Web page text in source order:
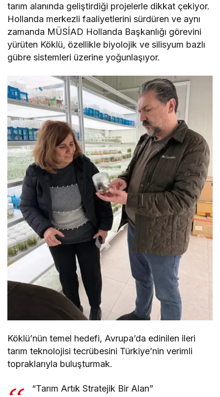
tarım alanında geliştirdiği projelerle dikkat çekiyor.
Hollanda merkezli faaliyetlerini sürdüren ve aynı
zamanda MÜSİAD Hollanda Başkanlığı görevini
yürüten Köklü, özellikle biyolojik ve silisyum bazlı
gübre sistemleri üzerine yoğunlaşıyor.
Köklü’nün temel hedefi, Avrupa’da edinilen ileri
tarım teknolojisi tecrübesini Türkiye’nin verimli
topraklarıyla buluşturmak.
“Tarım Artık Stratejik Bir Alan”